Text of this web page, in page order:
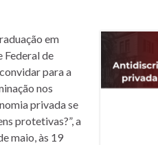
em
Federal de
para a
nos
privada se
protetivas?”, a
maio, às 19